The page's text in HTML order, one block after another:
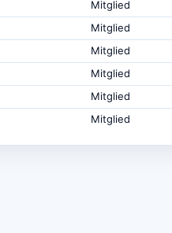
Mitglied
Mitglied
Mitglied
Mitglied
Mitglied
Mitglied